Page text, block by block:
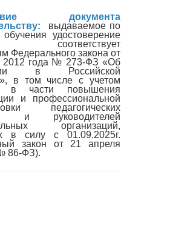
документа
выдаваемое по
удостоверение
соответствует
Федерального закона от
2012 года № 273-ФЗ «Об
в Российской
в том числе с учетом
в части повышения
и профессиональной
педагогических
и руководителей
организаций,
в силу с 01.09.2025г.
закон от 21 апреля
86-ФЗ).